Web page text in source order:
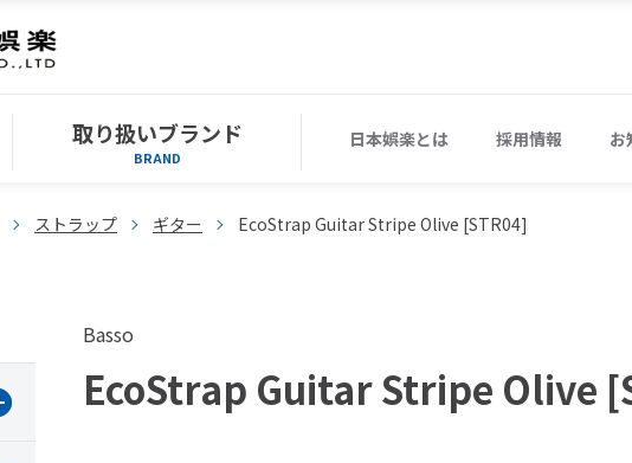
取り扱いブランド
BRAND
日本娯楽とは 採用情報 お
ストラップ ギター EcoStrap Guitar Stripe Olive [STR04]
Basso
EcoStrap Guitar Stripe Olive